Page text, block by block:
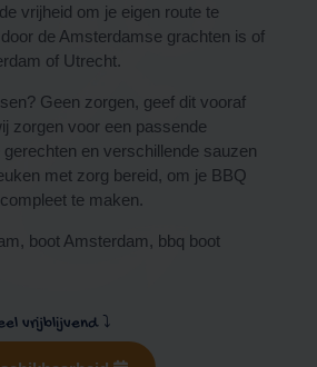
vrijheid om je eigen route te
de Amsterdamse grachten is of
of Utrecht.
Geen zorgen, geef dit vooraf
zorgen voor een passende
en verschillende sauzen
met zorg bereid, om je BBQ
te maken.
boot Amsterdam, bbq boot
vrijblijvend ⤵